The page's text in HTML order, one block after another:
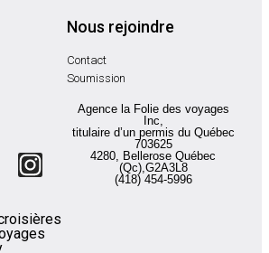
Nous rejoindre
Contact
Soumission
Agence la Folie des voyages
Inc,
titulaire d’un permis du Québec
703625
4280, Bellerose Québec
(Qc),G2A3L8
(418) 454-5996